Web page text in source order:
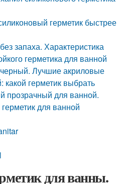
герметик быстрее
запаха. Характеристика
герметика для ванной
Лучшие акриловые
какой герметик выбрать
прозрачный для ванной.
для ванной
для ванны.